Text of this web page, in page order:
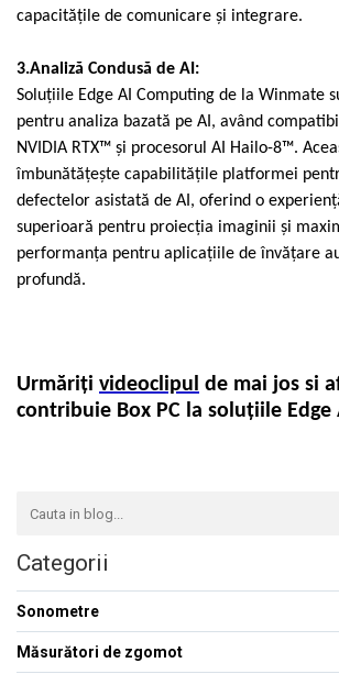
Vibrații
Sonometrie
Aliniere geometrică
Termografie
capacitățile de comunicare și integrare.
3.Analiză Condusă de AI:
Soluțiile Edge AI Computing de la Winmate
pentru analiza bazată pe AI, având
NVIDIA RTX™ și procesorul AI Hailo-8™.
îmbunătățește capabilitățile platformei
defectelor asistată de AI, oferind o
superioară pentru proiecția imaginii și
performanța pentru aplicațiile de învățare
profundă.
Urmăriți videoclipul de mai jos si
contribuie Box PC la soluțiile Edge
Categorii
Sonometre
Măsurători de zgomot